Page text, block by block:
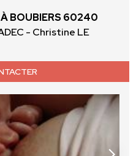
BOUBIERS 60240
- Christine LE